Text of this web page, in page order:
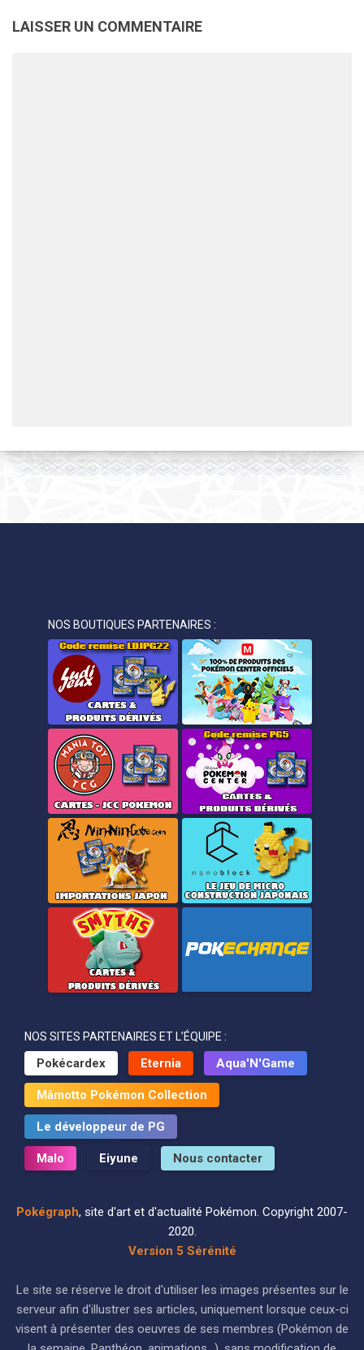
LAISSER UN COMMENTAIRE
NOS BOUTIQUES PARTENAIRES :
NOS SITES PARTENAIRES ET L’ÉQUIPE :
Pokécardex Eternia Aqua'N'Game
Mâmotto Pokémon Collection
Le développeur de PG
Malo Eiyune Nous contacter
Pokégraph, site d'art et d'actualité Pokémon. Copyright 2007-
2020.
Version 5 Sérénité
Le site se réserve le droit d'utiliser les images présentes sur le
serveur afin d'illustrer ses articles, uniquement lorsque ceux-ci
visent à présenter des oeuvres de ses membres (Pokémon de